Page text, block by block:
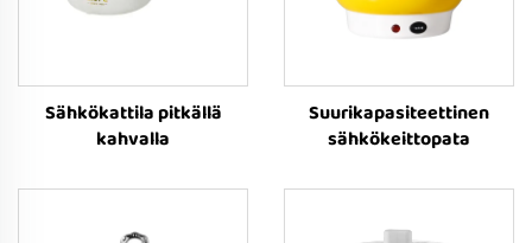
Sähkökattila pitkällä
kahvalla
Suurikapasiteettinen
sähkökeittopata